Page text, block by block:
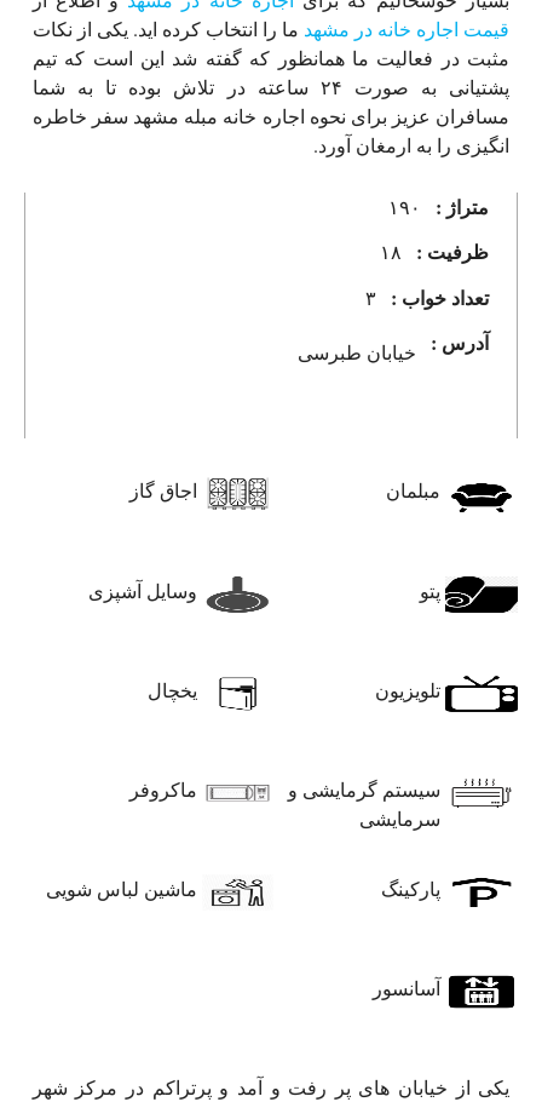
قیمت اجاره خانه در مشهد ما را انتخاب کرده اید. یکی از نکات
مثبت در فعالیت ما همانظور که گفته شد این است که تیم
پشتیانی به صورت ۲۴ ساعته در تلاش بوده تا به شما
مسافران عزیز برای نحوه اجاره خانه مبله مشهد سفر خاطره
انگیزی را به ارمغان آورد.
متراژ : ۱۹۰
ظرفیت : ۱۸
تعداد خواب : ۳
آدرس : خیابان طبرسی
مبلمان اجاق گاز
پتو وسایل آشپزی
تلویزیون یخچال
سیستم گرمایشی و
سرمایشی
ماکروفر
پارکینگ ماشین لباس شویی
آسانسور
یکی از خیابان های پر رفت و آمد و پرتراکم در مرکز شهر